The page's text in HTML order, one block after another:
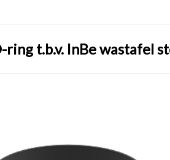
ring t.b.v. InBe wastafel